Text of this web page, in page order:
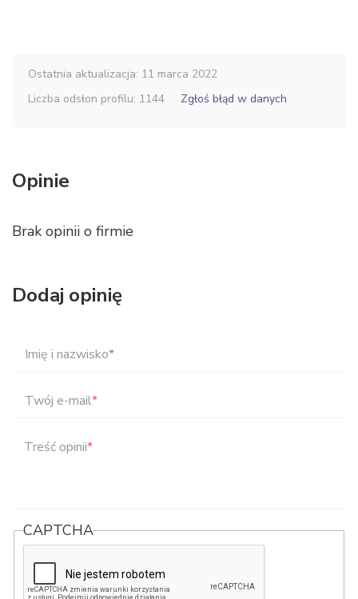
Ostatnia aktualizacja: 11 marca 2022
Liczba odsłon profilu: 1144
Zgłoś błąd w danych
Opinie
Brak opinii o firmie
Dodaj opinię
Imię i nazwisko*
Twój e-mail*
Treść opinii*
CAPTCHA